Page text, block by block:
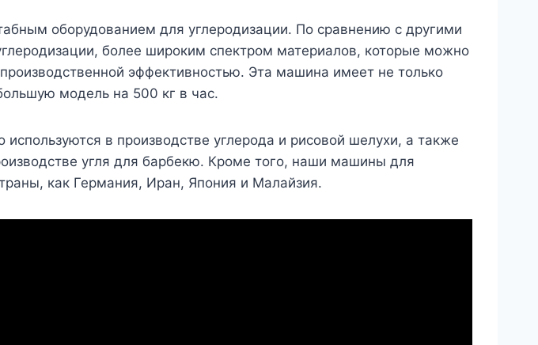
оборудованием для углеродизации. По сравнению с другими
более широким спектром материалов, которые можно
эффективностью. Эта машина имеет не только
модель на 500 кг в час.
в производстве углерода и рисовой шелухи, а также
угля для барбекю. Кроме того, наши машины для
как Германия, Иран, Япония и Малайзия.